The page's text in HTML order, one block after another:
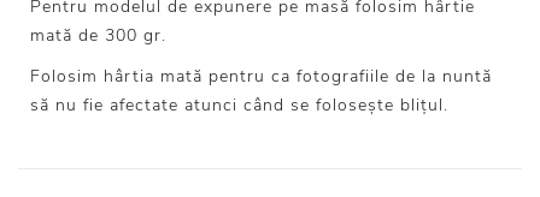
Pentru modelul de expunere pe masă folosim hârtie
mată de 300 gr.
Folosim hârtia mată pentru ca fotografiile de la nuntă
să nu fie afectate atunci când se folosește blițul.